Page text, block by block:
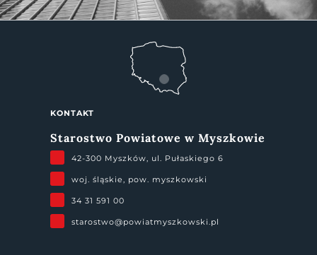
KONTAKT
Starostwo Powiatowe w Myszkowie
42-300 Myszków, ul. Pułaskiego 6
woj. śląskie, pow. myszkowski
34 31 591 00
starostwo@powiatmyszkowski.pl